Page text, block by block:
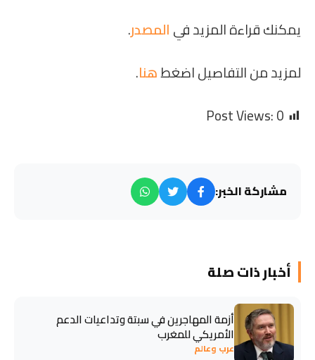
يمكنك قراءة المزيد فيالمصدر.
لمزيد من التفاصيل اضغطهنا.
Post Views:0
مشاركة الخبر:
أخبار ذات صلة
أزمة المهاجرين في سبتة وتداعيات الدعم
الأمريكي للمغرب
عرب وعالم